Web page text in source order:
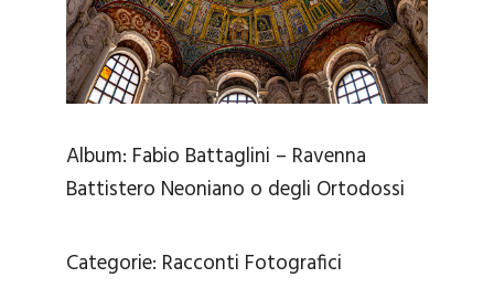
Album: Fabio Battaglini – Ravenna
Battistero Neoniano o degli Ortodossi
Categorie: Racconti Fotografici